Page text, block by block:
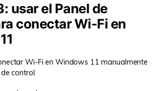
usar el Panel de
conectar Wi-Fi en
Wi-Fi en Windows 11 manualmente
control.